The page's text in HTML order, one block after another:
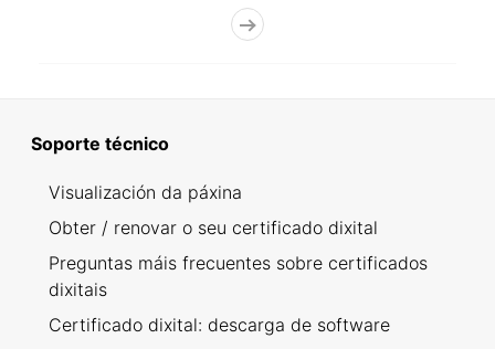
Soporte técnico
Visualización da páxina
Obter / renovar o seu certificado dixital
Preguntas máis frecuentes sobre certificados
dixitais
Certificado dixital: descarga de software